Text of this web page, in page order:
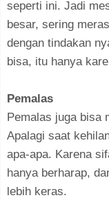
seperti ini. Jadi
besar, sering
dengan tindakan
bisa, itu hanya
Pemalas
Pemalas juga bisa
Apalagi saat
apa-apa. Karena
hanya berharap,
lebih keras.